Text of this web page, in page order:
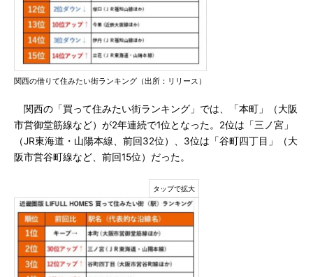
関西の借りて住みたい街ランキング（出所：リリース）
関西の「買って住みたい街ランキング」では、「本町」（大阪
市営御堂筋線など）が2年連続で1位となった。2位は「三ノ宮」
（JR東海道・山陽本線、前回32位）、3位は「谷町四丁目」（大
阪市営谷町線など、前回15位）だった。